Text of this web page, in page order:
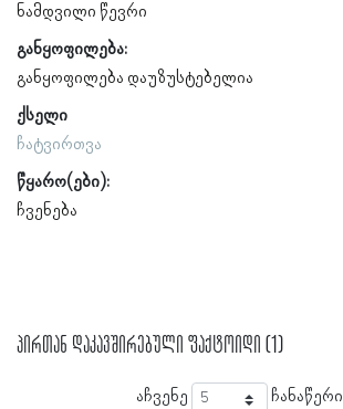
ნამდვილი წევრი
განყოფილება:
განყოფილება დაუზუსტებელია
ქსელი
ჩატვირთვა
წყარო(ები):
ჩვენება
პირთან დაკავშირებული ფაქტოიდი (1)
აჩვენე ჩანაწერი